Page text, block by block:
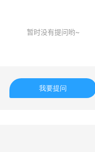
暂时没有提问哟~
我要提问
摇乐实测